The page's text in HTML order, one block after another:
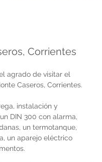
Corrientes
agrado de visitar el
Caseros, Corrientes.
instalación y
DIN 300 con alarma,
un termotanque,
un aparejo eléctrico